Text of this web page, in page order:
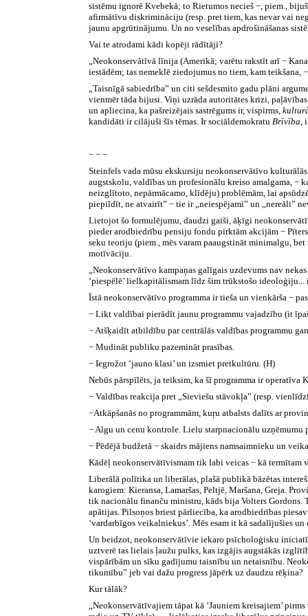
sistēmu ignorē Kvebekā; to Rietumos necieš −, piem.,
afirmātīvu diskrimināciju (resp. pret tiem, kas nevar vai
jaunu apgrūtinājumu. Un no veselības apdrošināšanas
Vai te atrodami kādi kopēji rādītāji?
„Neokonservātīvā līnija (Amerikā; varētu rakstīt arī −
iestādēm; tas nemeklē ziedojumus no tiem, kam
„Taisnīgā sabiedrība” un citi sešdesmito gadu plāni
vienmēr tāda bijusi. Viņi uzrāda autoritātes krizi,
un apliecina, ka pašreizējais sastrēgums ir, vispirms,
kandidāti ir cilājuši šīs tēmas. Ir sociāldemokratu Brīvība,
− − −
Steinfels vada mūsu ekskursiju neokonservātīvo
augstskolu, valdības un profesionālu kreiso amalgama, −
neizglītoto, nepārmācamo, klīdēju) problēmām, lai
piepildīt, ne atvairīt” − tie ir „neiespējami” un „nereāli”
Lietojot šo formulējumu, daudzi gaiši, āķīgi
pieder arodbiedrību pensiju fondu pirktām akcijām −
seku teoriju (piem., mēs varam paaugstināt minimalgu,
motīvāciju.
„Neokonservātīvo kampaņas galīgais uzdevums nav
‘piespēlē’ lielkapitālismam līdz šim trūkstošo ideoloģiju...
Īstā neokonservātīvo programma ir tieša un vienkārša −
− Likt valdībai pierādīt jaunu programmu vajadzību (it
− Atšķaidīt atbildību par centrālās valdības programmu
− Mudināt publiku pazemināt prasības.
− Iegrožot ‘jauno klasi’ un izsmiet pretkultūru. (H)
Nebūs pārspīlēts, ja teiksim, ka šī programma ir
− Valdības reakcija pret „Sieviešu stāvokļa” (resp.
−Atkāpšanās no programmām, kuŗu atbalsts dalīts ar
− Algu un cenu kontrole. Lielu starpnacionālu uzņēmumu
− Pēdējā budžetā − skaidrs mājiens namsaimnieku un
Kādēļ neokonservātīvismam tik labi veicas − kā termītam
Liberālā polītika un liberālas, plašā publikā bāzētas
karogiem: Kieransa, Lamaršas, Peltjē, Maršana, Greja.
tik nacionālu finanču ministru, kāds bija Volters Gordons.
apātijas. Pilsoņos briest pārliecība, ka arodbiedrības
‘vardarbīgos veikalniekus’. Mēs esam it kā sadalījušies
Un beidzot, neokonservātīvie iekaro psīcholoģisku
uztverē tas lielais ļaužu pulks, kas izgājis augstākās
vispārībām un sīku gadījumu taisnību un netaisnību.
tikumību” jeb vai dažu progress jāpērk uz daudzu rēķina?
Kur tālāk?
„Neokonservātīvajiem tāpat kā ‘Jauniem kreisajiem’